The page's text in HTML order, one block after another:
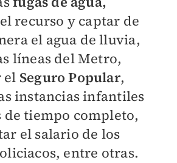
recurso y captar de
el agua de lluvia,
líneas del Metro,
el Seguro Popular,
instancias infantiles
de tiempo completo,
el salario de los
entre otras.